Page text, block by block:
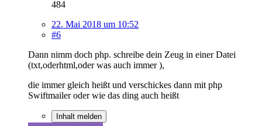
484
22. Mai 2018 um 10:52
#6
Dann nimm doch php. schreibe dein Zeug in einer Datei
(txt,oderhtml,oder was auch immer ),
die immer gleich heißt und verschickes dann mit php
Swiftmailer oder wie das ding auch heißt
Inhalt melden